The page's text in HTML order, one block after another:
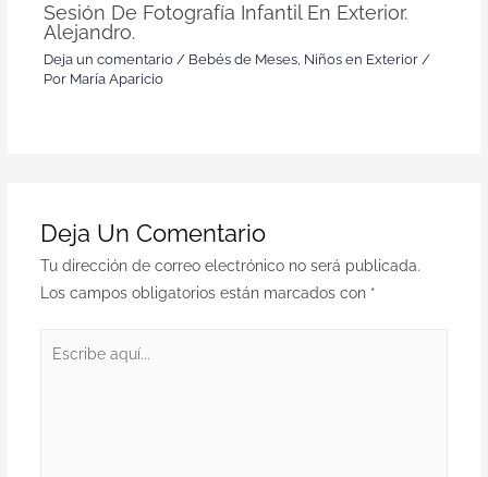
Sesión De Fotografía Infantil En Exterior.
Alejandro.
Deja un comentario / Bebés de Meses Niños en Exterior /
Por María Aparicio
Deja Un Comentario
Tu dirección de correo electrónico no será publicada.
Los campos obligatorios están marcados con *